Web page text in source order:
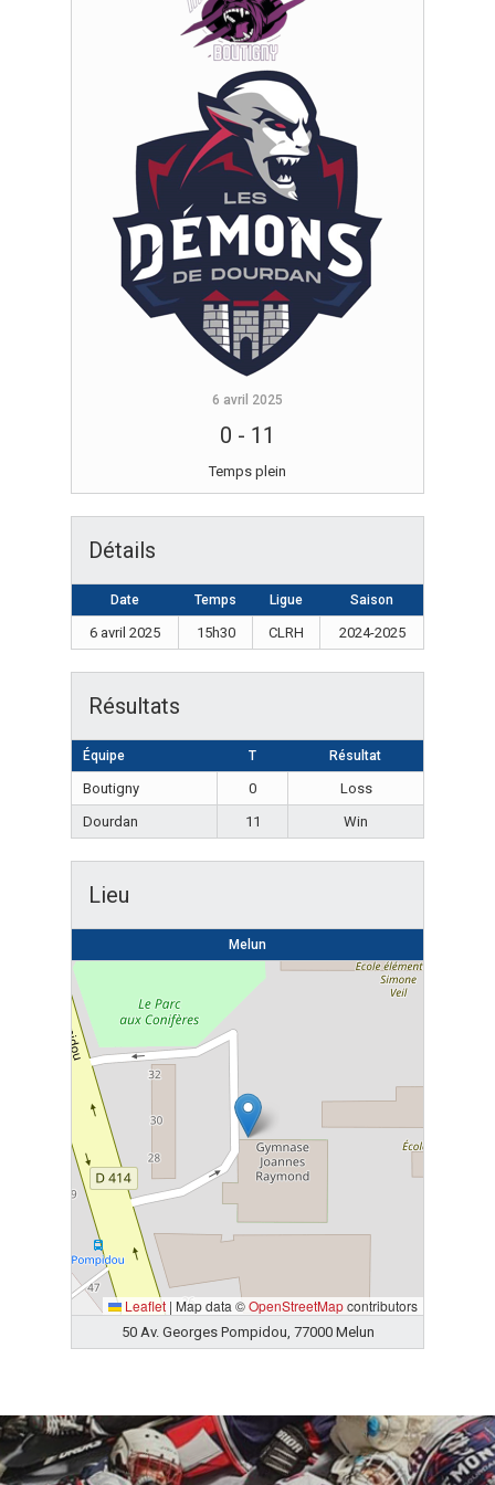
6 avril 2025
0 - 11
Temps plein
Détails
Date Temps Ligue Saison
6 avril 2025 15h30 CLRH 2024-2025
Résultats
Équipe T Résultat
Boutigny 0
Loss
Dourdan
11 Win
Lieu
Melun
Leaflet | Map data ©OpenStreetMapcontributors
50 Av. Georges Pompidou, 77000 Melun